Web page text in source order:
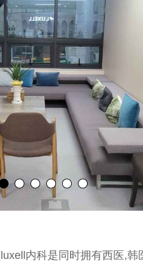
luxell内科是同时拥有西医,